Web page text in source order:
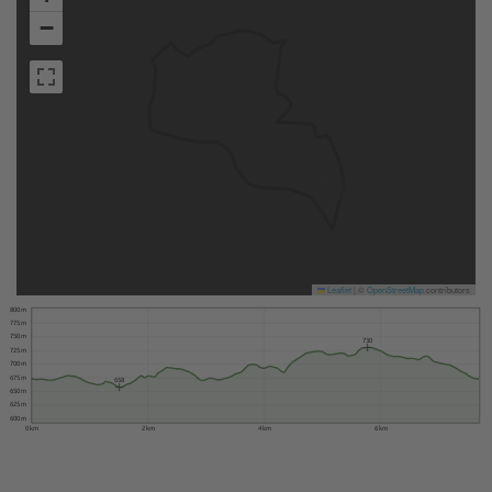
−
Leaflet OpenStreetMapcontributors
0 km 2 km 4 km 6 km
600 m
625 m
650 m
675 m
700 m
725 m
750 m
775 m
800 m
658
730